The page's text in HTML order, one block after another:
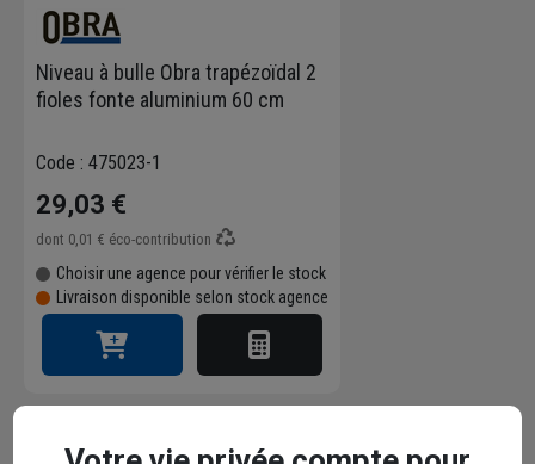
Niveau à bulle Obra trapézoïdal 2
fioles fonte aluminium 60 cm
Code : 475023-1
29,03 €
dont 0,01 € éco-contribution
Choisir une agence pour vérifier le stock
Livraison disponible selon stock agence